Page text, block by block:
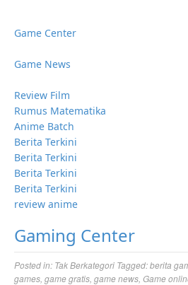
Game Center
Game News
Review Film
Rumus Matematika
Anime Batch
Berita Terkini
Berita Terkini
Berita Terkini
Berita Terkini
review anime
Gaming Center
Posted in: Tak Berkategori Tagged:berita
games game gratis game news Game